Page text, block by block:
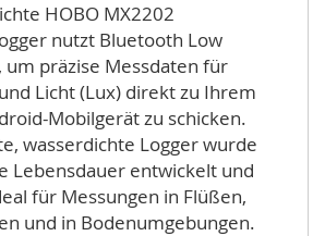
HOBO MX2202
nutzt Bluetooth Low
um präzise Messdaten für
Licht (Lux) direkt zu Ihrem
Mobilgerät zu schicken.
wasserdichte Logger wurde
Lebensdauer entwickelt und
für Messungen in Flüßen,
und in Bodenumgebungen.